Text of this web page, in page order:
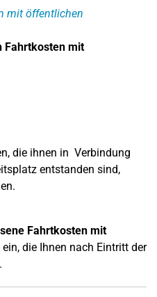
mit öffentlichen
Fahrtkosten mit
die ihnen in Verbindung
entstanden sind,
Fahrtkosten mit
ein, die Ihnen nach Eintritt der